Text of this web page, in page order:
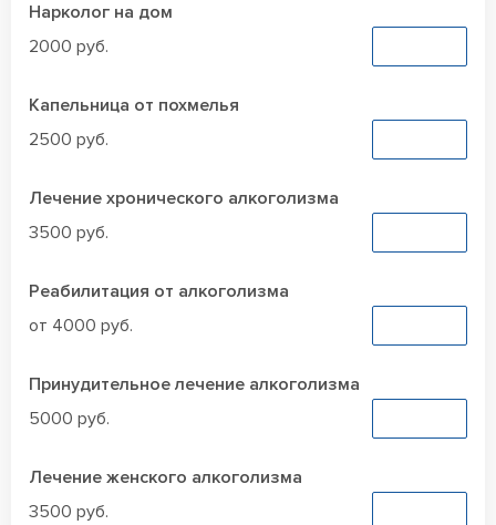
Нарколог на дом
2000 руб.
Капельница от похмелья
2500 руб.
Лечение хронического алкоголизма
3500 руб.
Реабилитация от алкоголизма
от 4000 руб.
Принудительное лечение алкоголизма
5000 руб.
Лечение женского алкоголизма
3500 руб.